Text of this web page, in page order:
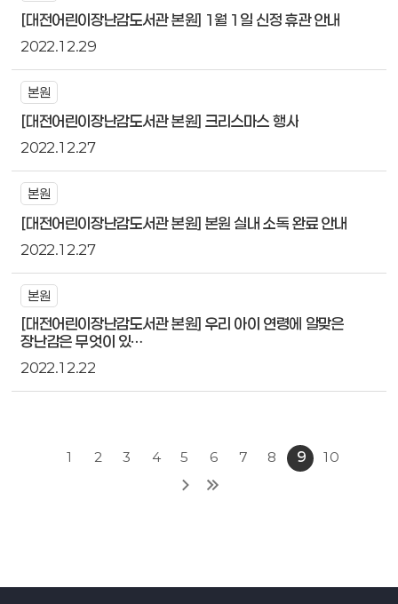
[대전어린이장난감도서관 본원] 1월 1일 신정 휴관 안내
2022.12.29
본원
[대전어린이장난감도서관 본원] 크리스마스 행사
2022.12.27
본원
[대전어린이장난감도서관 본원] 본원 실내 소독 완료 안내
2022.12.27
본원
[대전어린이장난감도서관 본원] 우리 아이 연령에 알맞은
장난감은 무엇이 있…
2022.12.22
1 2 3 4 5 6 7 8 9 10